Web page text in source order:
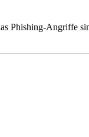
Phishing-Angriffe